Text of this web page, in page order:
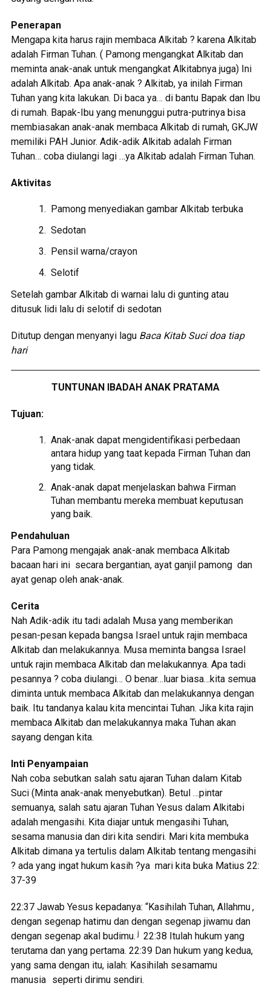
Penerapan
Mengapa kita harus rajin membaca Alkitab ? karena Alkitab
adalah Firman Tuhan. ( Pamong mengangkat Alkitab dan
meminta anak-anak untuk mengangkat Alkitabnya juga) Ini
adalah Alkitab. Apa anak-anak ? Alkitab, ya inilah Firman
Tuhan yang kita lakukan. Di baca ya… di bantu Bapak dan Ibu
di rumah. Bapak-Ibu yang menunggui putra-putrinya bisa
membiasakan anak-anak membaca Alkitab di rumah, GKJW
memiliki PAH Junior. Adik-adik Alkitab adalah Firman
Tuhan… coba diulangi lagi …ya Alkitab adalah Firman Tuhan.
Aktivitas
Pamong menyediakan gambar Alkitab terbuka
Sedotan
Pensil warna/crayon
Selotif
Setelah gambar Alkitab di warnai lalu di gunting atau
ditusuk lidi lalu di selotif di sedotan
Ditutup dengan menyanyi lagu Baca Kitab Suci doa tiap
hari
TUNTUNAN IBADAH ANAK PRATAMA
Tujuan:
Anak-anak dapat mengidentifikasi perbedaan
antara hidup yang taat kepada Firman Tuhan dan
yang tidak.
Anak-anak dapat menjelaskan bahwa Firman
Tuhan membantu mereka membuat keputusan
yang baik.
Pendahuluan
Para Pamong mengajak anak-anak membaca Alkitab
bacaan hari ini secara bergantian, ayat ganjil pamong dan
ayat genap oleh anak-anak.
Cerita
Nah Adik-adik itu tadi adalah Musa yang memberikan
pesan-pesan kepada bangsa Israel untuk rajin membaca
Alkitab dan melakukannya. Musa meminta bangsa Israel
untuk rajin membaca Alkitab dan melakukannya. Apa tadi
pesannya ? coba diulangi… O benar…luar biasa…kita semua
diminta untuk membaca Alkitab dan melakukannya dengan
baik. Itu tandanya kalau kita mencintai Tuhan. Jika kita rajin
membaca Alkitab dan melakukannya maka Tuhan akan
sayang dengan kita.
Inti Penyampaian
Nah coba sebutkan salah satu ajaran Tuhan dalam Kitab
Suci (Minta anak-anak menyebutkan). Betul …pintar
semuanya, salah satu ajaran Tuhan Yesus dalam Alkitabi
adalah mengasihi. Kita diajar untuk mengasihi Tuhan,
sesama manusia dan diri kita sendiri. Mari kita membuka
Alkitab dimana ya tertulis dalam Alkitab tentang mengasihi
? ada yang ingat hukum kasih ?ya mari kita buka Matius 22:
37-39
22:37 Jawab Yesus kepadanya: “Kasihilah Tuhan, Allahmu,
dengan segenap hatimu dan dengan segenap jiwamu dan
dengan segenap akal budimu. j 22:38 Itulah hukum yang
terutama dan yang pertama. 22:39 Dan hukum yang kedua,
yang sama dengan itu, ialah: Kasihilah sesamamu
manusia seperti dirimu sendiri.